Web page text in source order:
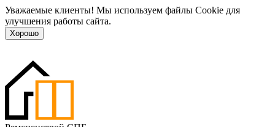
Уважаемые клиенты! Мы используем файлы Cookie для
улучшения работы сайта.
Хорошо